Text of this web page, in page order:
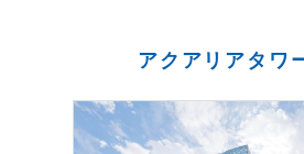
アクアリアタワ